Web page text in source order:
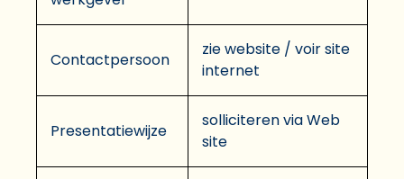
Contactpersoon
zie website / voir site
internet
Presentatiewijze
solliciteren via Web
site